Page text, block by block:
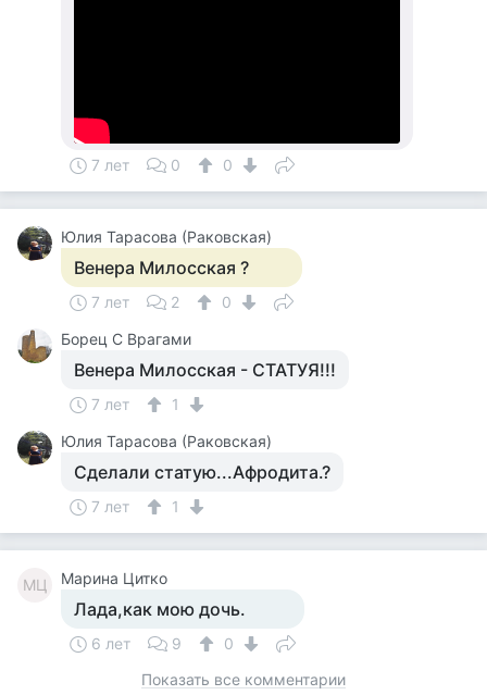
7 лет 0 0
Юлия Тарасова (Раковская)
Венера Милосская ?
7 лет 2
0
Борец С Врагами
Венера Милосская - СТАТУЯ!!!
7 лет
1
Юлия Тарасова (Раковская)
Сделали статую...Афродита.?
7 лет 1
МЦ Марина Цитко
Лада,как мою дочь.
6 лет 9
0
Показать все комментарии